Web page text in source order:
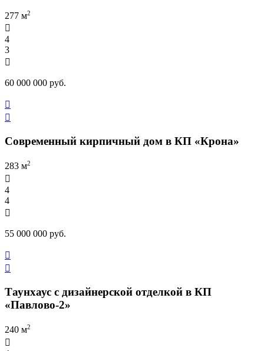
277 м2

4
3

60 000 000 руб.


Современный кирпичный дом в КП «Крона»
283 м2

4
4

55 000 000 руб.


Таунхаус с дизайнерской отделкой в КП
«Павлово-2»
240 м2
